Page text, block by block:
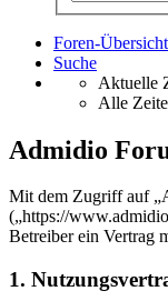
Foren-Übersicht
Suche
Aktuelle
Alle
Admidio
Mit dem Zugriff auf
(„https://
Betreiber ein Vertrag
1.